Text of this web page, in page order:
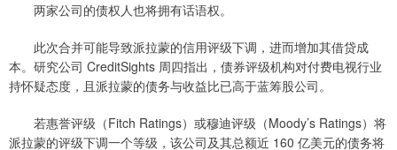
两家公司的债权人也将拥有话语权。
此次合并可能导致派拉蒙的信用评级下调，进而增加其借贷成
本。研究公司 CreditSights 周四指出，债券评级机构对付费电视行业
持怀疑态度，且派拉蒙的债务与收益比已高于蓝筹股公司。
若惠誉评级（Fitch Ratings）或穆迪评级（Moody’s Ratings）将
派拉蒙的评级下调一个等级，该公司及其总额近 160 亿美元的债务将